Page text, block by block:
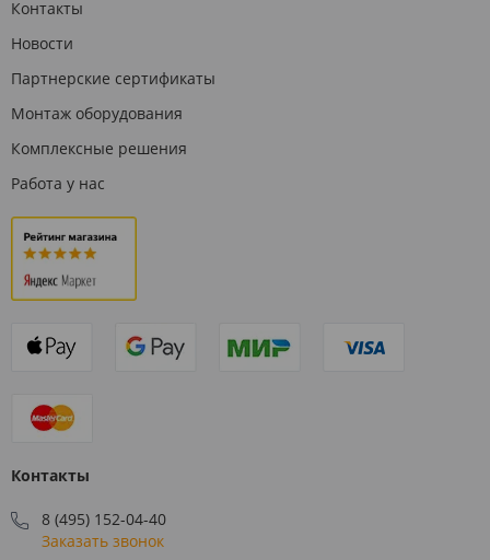
Контакты
Новости
Партнерские сертификаты
Монтаж оборудования
Комплексные решения
Работа у нас
Контакты
8 (495) 152-04-40
Заказать звонок